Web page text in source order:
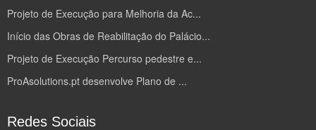
Projeto de Execução para Melhoria da Ac...
Início das Obras de Reabilitação do Palácio...
Projeto de Execução Percurso pedestre e...
ProAsolutions.pt desenvolve Plano de ...
Redes Sociais